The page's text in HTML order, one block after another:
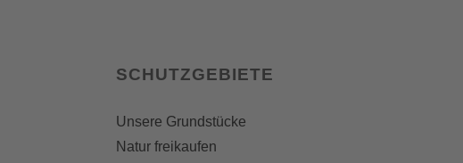
SCHUTZGEBIETE
Unsere Grundstücke
Natur freikaufen